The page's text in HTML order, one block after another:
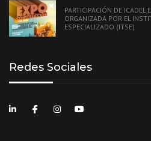
PARTICIPACIÓN DE ICADEL
ORGANIZADA POR EL
ESPECIALIZADO (ITSE)
Redes Sociales